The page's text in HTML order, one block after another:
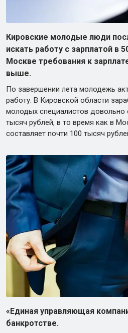
Кировские молодые люди
искать работу с зарплатой в
Москве требования к
выше.
По завершении лета молодежь
работу. В Кировской области
молодых специалистов
тысяч рублей, в то время как в
составляет почти 100 тысяч
«Единая управляющая
банкротстве.